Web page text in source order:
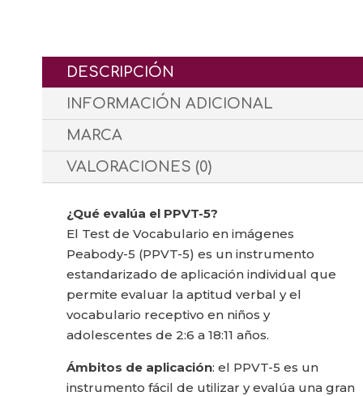
DESCRIPCIÓN
INFORMACIÓN ADICIONAL
MARCA
VALORACIONES (0)
¿Qué evalúa el PPVT-5?
El Test de Vocabulario en imágenes
Peabody-5 (PPVT-5) es un instrumento
estandarizado de aplicación individual que
permite evaluar la aptitud verbal y el
vocabulario receptivo en niños y
adolescentes de 2:6 a 18:11 años.
Ámbitos de aplicación: el PPVT-5 es un
instrumento fácil de utilizar y evalúa una gran